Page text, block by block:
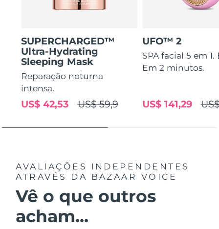
SUPERCHARGED™
Ultra-Hydrating
Sleeping Mask
Reparação noturna
intensa.
US$ 59,9
US$ 42,53
UFO™ 2
SPA facial 5 em 1.
Em 2 minutos.
US$ 141,29
AVALIAÇÕES INDEPENDENTES
ATRAVÉS DA BAZAAR VOICE
Vê o que outros
acham...